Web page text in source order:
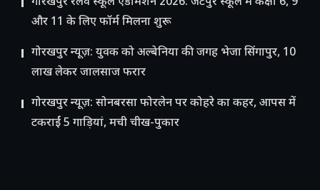
और 11 के लिए फॉर्म मिलना शुरू
गोरखपुर न्यूज़: युवक को अल्बेनिया की जगह भेजा सिंगापुर, 10
लाख लेकर जालसाज फरार
गोरखपुर न्यूज़: सोनबरसा फोरलेन पर कोहरे का कहर, आपस में
टकराईं 5 गाड़ियां, मची चीख-पुकार